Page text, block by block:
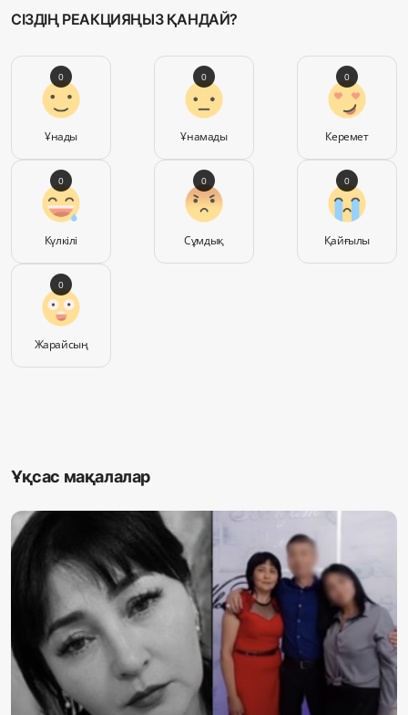
СІЗДІҢ РЕАКЦИЯҢЫЗ ҚАНДАЙ?
Ұнады
0
Ұнамады
0
Керемет
0
Күлкілі
0
Сұмдық
0
Қайғылы
0
Жарайсың
0
Ұқсас мақалалар